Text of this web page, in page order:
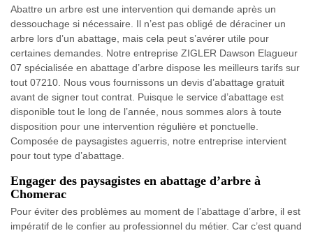
Abattre un arbre est une intervention qui demande après un
dessouchage si nécessaire. Il n’est pas obligé de déraciner un
arbre lors d’un abattage, mais cela peut s’avérer utile pour
certaines demandes. Notre entreprise ZIGLER Dawson Elagueur
07 spécialisée en abattage d’arbre dispose les meilleurs tarifs sur
tout 07210. Nous vous fournissons un devis d’abattage gratuit
avant de signer tout contrat. Puisque le service d’abattage est
disponible tout le long de l’année, nous sommes alors à toute
disposition pour une intervention régulière et ponctuelle.
Composée de paysagistes aguerris, notre entreprise intervient
pour tout type d’abattage.
Engager des paysagistes en abattage d’arbre à
Chomerac
Pour éviter des problèmes au moment de l’abattage d’arbre, il est
impératif de le confier au professionnel du métier. Car c’est quand